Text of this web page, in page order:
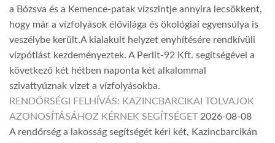
a Bózsva és a Kemence-patak vízszintje annyira lecsökkent,
hogy már a vízfolyások élővilága és ökológiai egyensúlya is
veszélybe került.A kialakult helyzet enyhítésére rendkívüli
vízpótlást kezdeményeztek. A Perlit-92 Kft. segítségével a
következő két hétben naponta két alkalommal
szivattyúznak vizet a vízfolyásokba.
RENDŐRSÉGI FELHÍVÁS: KAZINCBARCIKAI TOLVAJOK
AZONOSÍTÁSÁHOZ KÉRNEK SEGÍTSÉGET 2026-08-08
A rendőrség a lakosság segítségét kéri két, Kazincbarcikán